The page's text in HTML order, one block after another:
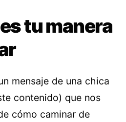
tu manera
mensaje de una chica
contenido) que nos
cómo caminar de